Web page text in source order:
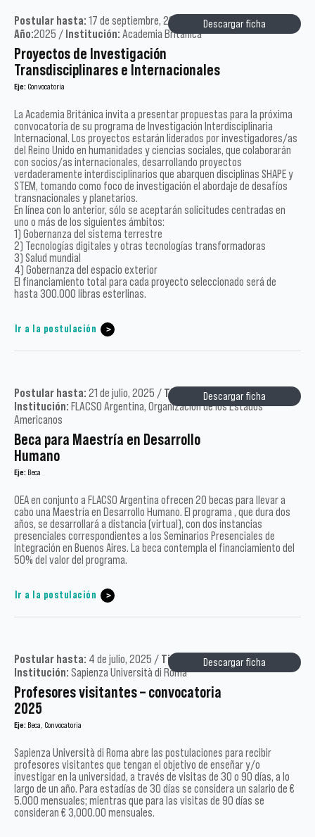
Descargar ficha
Postular hasta: 17 de septiembre, 2025 / Tipo:Académicos /
Año:2025 / Institución: Academia Británica
Proyectos de Investigación
Transdisciplinares e Internacionales
Eje: Convocatoria
La Academia Británica invita a presentar propuestas para la próxima
convocatoria de su programa de Investigación Interdisciplinaria
Internacional. Los proyectos estarán liderados por investigadores/as
del Reino Unido en humanidades y ciencias sociales, que colaborarán
con socios/as internacionales, desarrollando proyectos
verdaderamente interdisciplinarios que abarquen disciplinas SHAPE y
STEM, tomando como foco de investigación el abordaje de desafíos
transnacionales y planetarios.
En línea con lo anterior, sólo se aceptarán solicitudes centradas en
uno o más de los siguientes ámbitos:
1) Gobernanza del sistema terrestre
2) Tecnologías digitales y otras tecnologías transformadoras
3) Salud mundial
4) Gobernanza del espacio exterior
El financiamiento total para cada proyecto seleccionado será de
hasta 300.000 libras esterlinas.
Ir a la postulación
Descargar ficha
Postular hasta: 21 de julio, 2025 / Tipo: Pregrado /Año:2025 /
Institución: FLACSO Argentina, Organización de los Estados
Americanos
Beca para Maestría en Desarrollo
Humano
Eje: Beca
OEA en conjunto a FLACSO Argentina ofrecen 20 becas para llevar a
cabo una Maestría en Desarrollo Humano. El programa , que dura dos
años, se desarrollará a distancia (virtual), con dos instancias
presenciales correspondientes a los Seminarios Presenciales de
Integración en Buenos Aires. La beca contempla el financiamiento del
50% del valor del programa.
Ir a la postulación
Descargar ficha
Postular hasta: 4 de julio, 2025 / Tipo: Académicos /Año:
Institución: Sapienza Università di Roma
Profesores visitantes – convocatoria
2025
Eje: Beca, Convocatoria
Sapienza Università di Roma abre las postulaciones para recibir
profesores visitantes que tengan el objetivo de enseñar y/o
investigar en la universidad, a través de visitas de 30 o 90 días, a lo
largo de un año. Para estadías de 30 días se considera un salario de €
5.000 mensuales; mientras que para las visitas de 90 días se
consideran € 3,000.00 mensuales.